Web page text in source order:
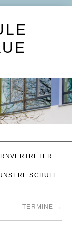
SCHULE
TERMINE →